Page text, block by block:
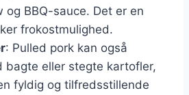
og BBQ-sauce. Det er en
frokostmulighed.
: Pulled pork kan også
bagte eller stegte kartofler,
fyldig og tilfredsstillende